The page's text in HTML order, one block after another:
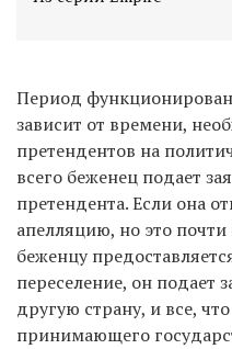
Период
зависит от времени,
претендентов на
всего беженец подает
претендента. Если она
апелляцию, но это
беженцу
переселение, он подает
другую страну, и все,
принимающего